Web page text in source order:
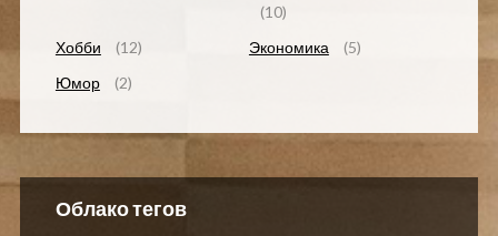
(10)
Хобби
(12) Экономика
(5)
Юмор
(2)
Облако тегов